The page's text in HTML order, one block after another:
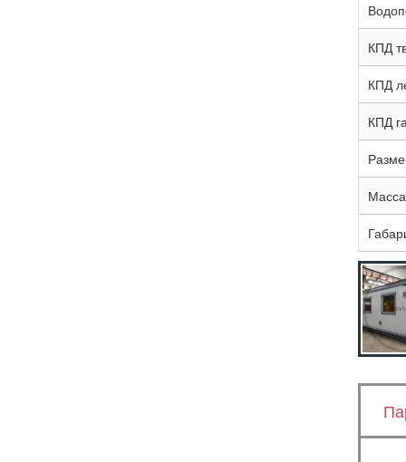
КПД
КПД
КПД